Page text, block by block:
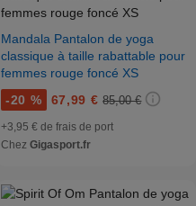
Mandala Pantalon de yoga
classique à taille rabattable pour
femmes rouge foncé XS
-20 % 67,99 € 85,00 €
+3,95 € de frais de port
Chez Gigasport.fr